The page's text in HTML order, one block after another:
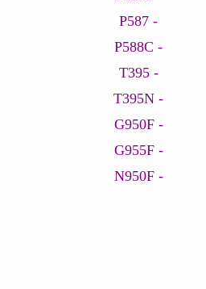
- P587
- P588C
- T395
- T395N
- G950F
- G955F
- N950F